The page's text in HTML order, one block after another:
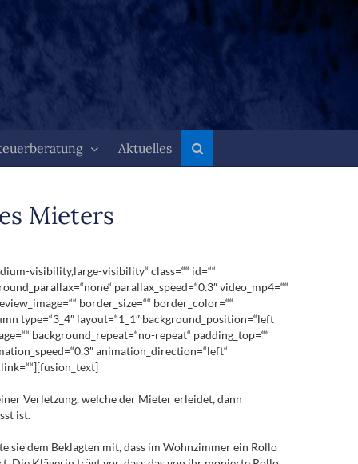
Aktuelles
Mieters
visibility,large-visibility“ class=““ id=““
parallax_speed=“0.3″ video_mp4=““
border_size=““ border_color=““
type=“3_4″ layout=“1_1″ background_position=“left
background_repeat=“no-repeat“ padding_top=““
animation_direction=“left“
Verletzung, welche der Mieter erleidet, dann
ist.
sie dem Beklagten mit, dass im Wohnzimmer ein Rollo